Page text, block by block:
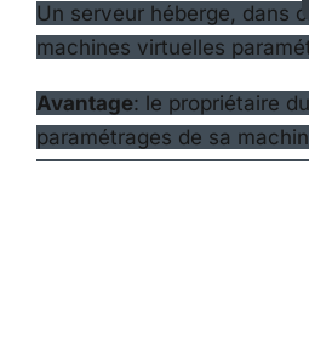
Un serveur héberge, dans
machines virtuelles
Avantage: le propriétaire
paramétrages de sa